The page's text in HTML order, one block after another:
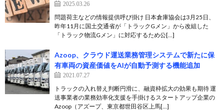
2025.03.26
問題荷主などの情報提供呼び掛け 日本倉庫協会は3月25日、
昨年11月に国土交通省が「トラックGメン」から改組した
「トラック物流Gメン」に対応するため公[…]
Azoop、クラウド運送業務管理システムで新たに保
有車両の資産価値をAIが自動予測する機能追加
2021.07.27
トラックの入れ替え判断円滑に、融資枠拡大の効果も期待 運
送事業者の業務効率化支援を手掛けるスタートアップ企業の
Azoop（アズープ、東京都世田谷区上馬[…]